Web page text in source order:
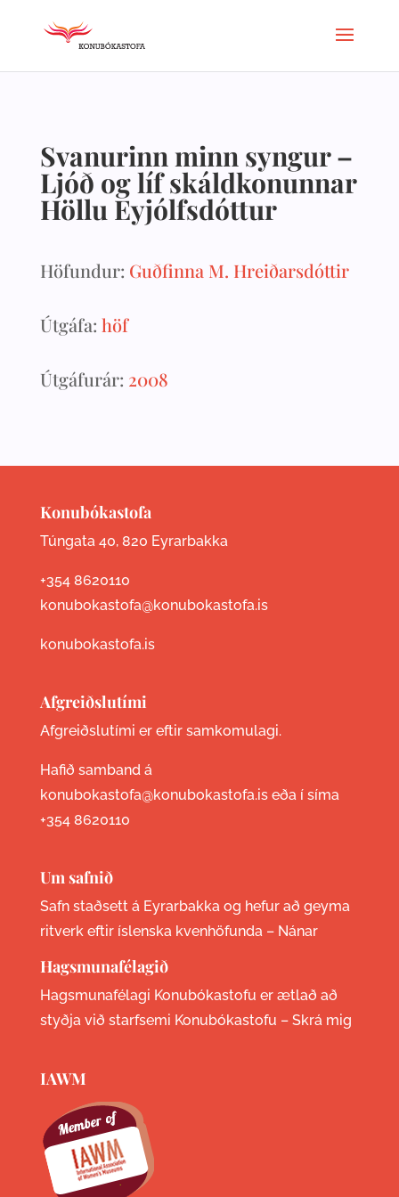
Svanurinn minn syngur –
Ljóð og líf skáldkonunnar
Höllu Eyjólfsdóttur
Höfundur: Guðfinna M. Hreiðarsdóttir
Útgáfa: höf
Útgáfurár: 2008
Konubókastofa
Túngata 40, 820 Eyrarbakka
+354 8620110
konubokastofa@konubokastofa.is
konubokastofa.is
Afgreiðslutími
Afgreiðslutími er eftir samkomulagi.
Hafið samband á
konubokastofa@konubokastofa.is eða í síma
+354 8620110
Um safnið
Safn staðsett á Eyrarbakka og hefur að geyma
ritverk eftir íslenska kvenhöfunda – Nánar
Hagsmunafélagið
Hagsmunafélagi Konubókastofu er ætlað að
styðja við starfsemi Konubókastofu – Skrá mig
IAWM